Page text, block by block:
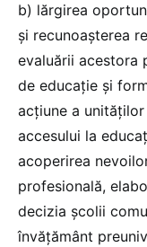
b) lărgirea
și recunoașterea
evaluării acestora
de educație și
acțiune a
accesului la
acoperirea
profesională,
decizia școlii
învățământ